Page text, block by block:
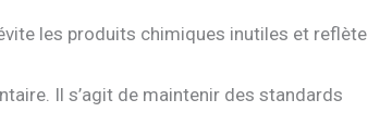
les produits chimiques inutiles et reflète
Il s’agit de maintenir des standards